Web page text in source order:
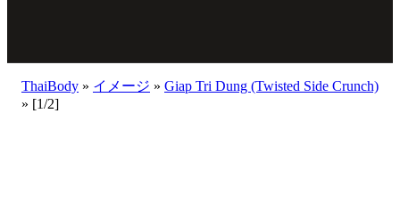
ThaiBody » イメージ » Giap Tri Dung (Twisted Side Crunch)
» [1/2]